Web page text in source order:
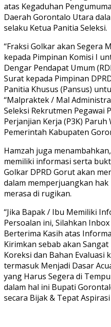
atas Kegaduhan
Daerah Gorontalo Utara
selaku Ketua Panitia Seleksi.
“Fraksi Golkar akan Segera
kepada Pimpinan Komisi I
Dengar Pendapat Umum
Surat kepada Pimpinan
Panitia Khusus (Pansus)
“Malpraktek / Mal
Seleksi Rekrutmen Pegawai
Perjanjian Kerja (P3K)
Pemerintah Kabupaten
Hamzah juga
memiliki informasi serta
Golkar DPRD Gorut akan
dalam memperjuangkan
merasa di rugikan.
“Jika Bapak / Ibu Memiliki
Persoalan ini, Silahkan
Berterima Kasih atas
Kirimkan sebab akan
Koreksi dan Bahan Evaluasi
termasuk Menjadi Dasar
yang Harus Segera di
dalam hal ini Bupati
secara Bijak & Tepat